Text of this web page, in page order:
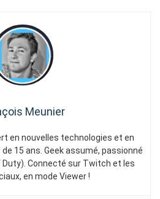
Meunier
en nouvelles technologies et en
15 ans. Geek assumé, passionné
Duty). Connecté sur Twitch et les
en mode Viewer !